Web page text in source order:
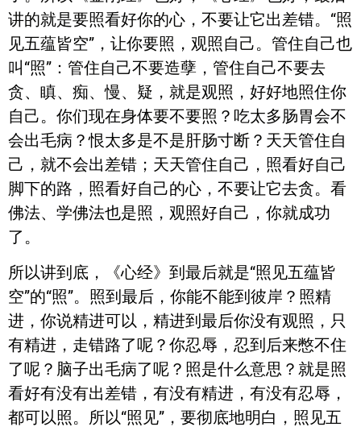
讲的就是要照看好你的心，不要让它出差错。“照
见五蕴皆空”，让你要照，观照自己。管住自己也
叫“照”：管住自己不要造孽，管住自己不要去
贪、瞋、痴、慢、疑，就是观照，好好地照住你
自己。你们现在身体要不要照？吃太多肠胃会不
会出毛病？恨太多是不是肝肠寸断？天天管住自
己，就不会出差错；天天管住自己，照看好自己
脚下的路，照看好自己的心，不要让它去贪。看
佛法、学佛法也是照，观照好自己，你就成功
了。
所以讲到底，《心经》到最后就是“照见五蕴皆
空”的“照”。照到最后，你能不能到彼岸？照精
进，你说精进可以，精进到最后你没有观照，只
有精进，走错路了呢？你忍辱，忍到后来憋不住
了呢？脑子出毛病了呢？照是什么意思？就是照
看好有没有出差错，有没有精进，有没有忍辱，
都可以照。所以“照见”，要彻底地明白，照见五